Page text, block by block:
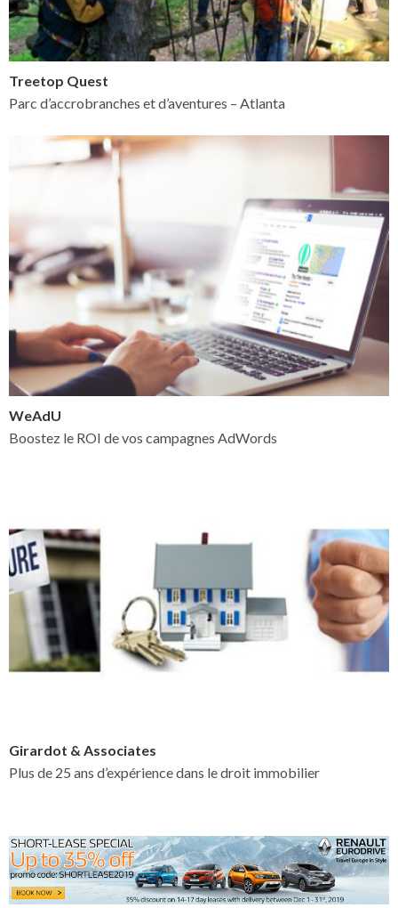
Treetop Quest
Parc d’accrobranches et d’aventures – Atlanta
WeAdU
Boostez le ROI de vos campagnes AdWords
Girardot & Associates
Plus de 25 ans d’expérience dans le droit immobilier